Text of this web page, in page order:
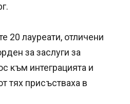
20 лауреати, отличени
за заслуги за
към интеграцията и
тях присъстваха в